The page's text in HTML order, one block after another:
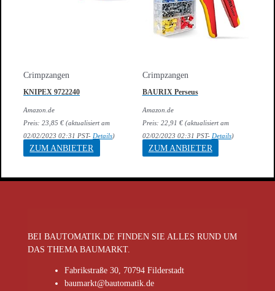
Crimpzangen
KNIPEX 9722240
Amazon.de
Preis:23,85€ (aktualisiert am
02/02/2023 02:31 PST- Details)
ZUM ANBIETER
Crimpzangen
BAURIX Perseus
Amazon.de
Preis: 22,91 €(aktualisiert am
02/02/2023 02:31 PST- Details)
ZUM ANBIETER
BEI BAUTOMATIK.DE FINDEN SIE ALLES RUND UM
DAS THEMA BAUMARKT.
Fabrikstraße 30, 70794 Filderstadt
baumarkt@bautomatik.de